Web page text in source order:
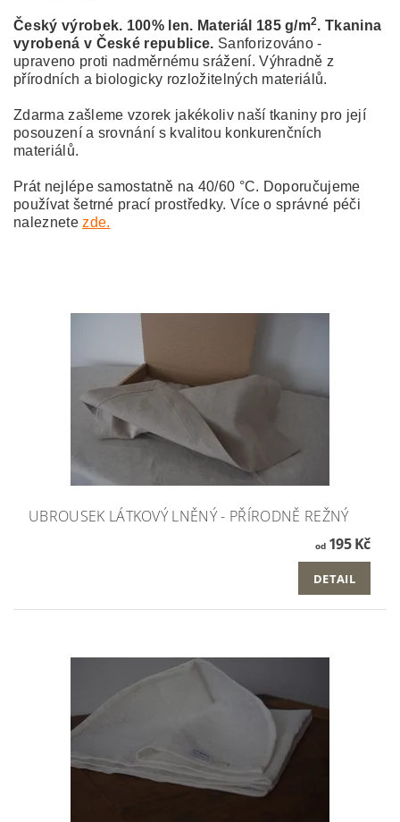
Český výrobek. 100% len. Materiál 185 g/m2. Tkanina
vyrobená v České republice. Sanforizováno -
upraveno proti nadměrnému srážení. Výhradně z
přírodních a biologicky rozložitelných materiálů.
Zdarma zašleme vzorek jakékoliv naší tkaniny pro její
posouzení a srovnání s kvalitou konkurenčních
materiálů.
Prát nejlépe samostatně na 40/60 °C. Doporučujeme
používat šetrné prací prostředky. Více o správné péči
naleznetezde.
UBROUSEK LÁTKOVÝ LNĚNÝ - PŘÍRODNĚ REŽNÝ
od195 Kč
DETAIL